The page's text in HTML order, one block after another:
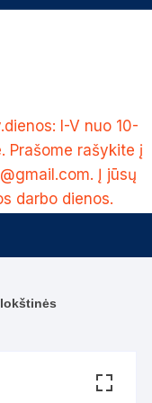
I-V nuo 10-
Prašome rašykite į
Į jūsų
darbo dienos.